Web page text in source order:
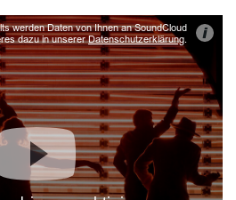
werden Daten von Ihnen an SoundCloud
dazu in unsererDatenschutzerklärung. i